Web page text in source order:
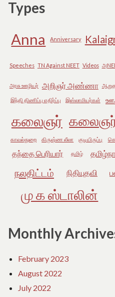
Types
Anna Anniversary
Speeches TN Against NEET Videos
அரசு ஊழியர் அறிஞர் அண்ணா
இந்தி திணிப்பு எதிர்ப்பு இஸ்லாமியர்கள்
கலைஞர் கலைஞர்
காவல்துறை கிருஷ்ண லீலா குடியிருப்பு
தந்தை பெரியார் தமிழ்
நலதிட்டம்
நிதியுதவி
மு க ஸ்டாலின்
Monthly
February 2023
August 2022
July 2022